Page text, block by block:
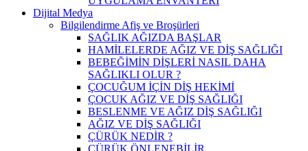
Dijital Medya
Bilgilendirme Afiş ve Broşürleri
SAĞLIK AĞIZDA BAŞLAR
HAMİLELERDE AĞIZ VE DİŞ SAĞLIĞI
BEBEĞİMİN DİŞLERİ NASIL DAHA
SAĞLIKLI OLUR ?
ÇOCUĞUM İÇİN DİŞ HEKİMİ
ÇOCUK AĞIZ VE DİŞ SAĞLIĞI
BESLENME VE AĞIZ DİŞ SAĞLIĞI
AĞIZ VE DİŞ SAĞLIĞI
ÇÜRÜK NEDİR ?
ÇÜRÜK ÖNLENEBİLİR